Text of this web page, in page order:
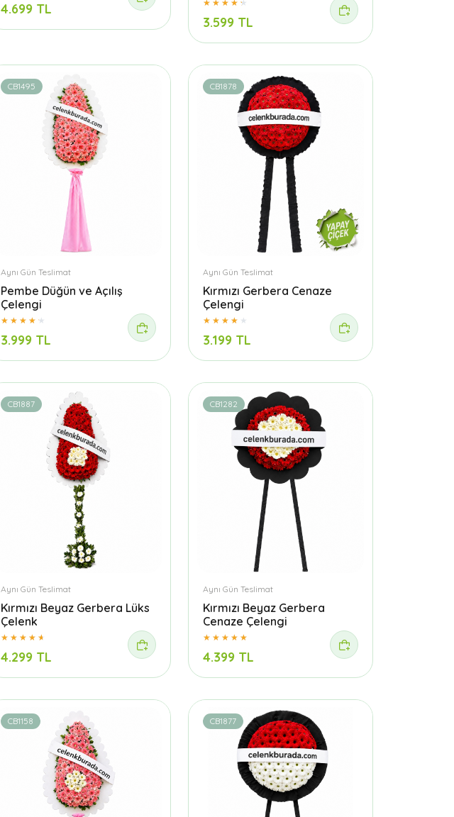
4.699 TL
3.599 TL
CB1495
Aynı Gün Teslimat
Pembe Düğün ve Açılış
Çelengi
3.999 TL
CB1878
Aynı Gün Teslimat
Kırmızı Gerbera Cenaze
Çelengi
3.199 TL
CB1887
Aynı Gün Teslimat
Kırmızı Beyaz Gerbera Lüks
Çelenk
4.299 TL
CB1282
Aynı Gün Teslimat
Kırmızı Beyaz Gerbera
Cenaze Çelengi
4.399 TL
CB1158 CB1877